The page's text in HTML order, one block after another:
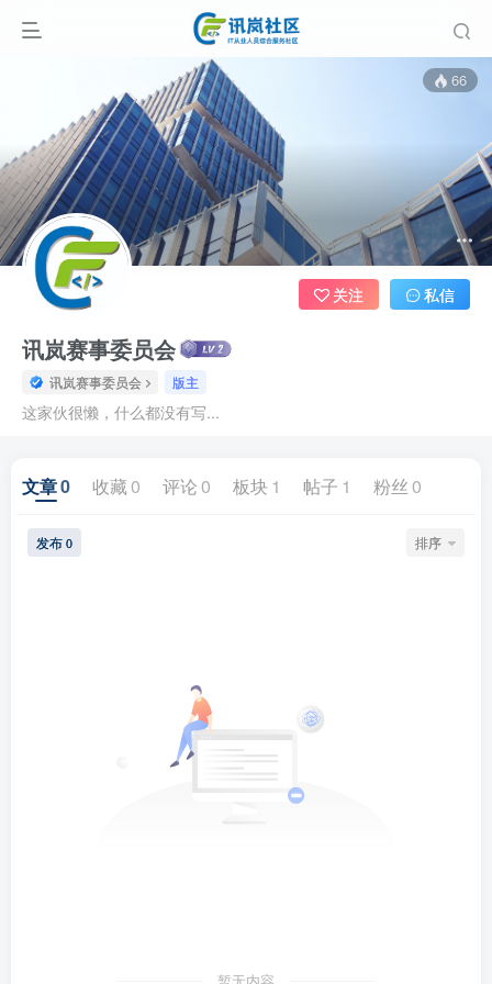
66
讯岚赛事委员会
讯岚赛事委员会 版主
这家伙很懒，什么都没有写...
关注 私信
文章0 收藏 0 评论 0 板块 1 帖子 1 粉丝 0
发布 0 排序